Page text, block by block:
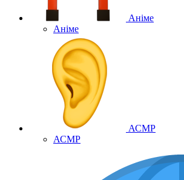
Аніме
Аніме
АСМР
АСМР